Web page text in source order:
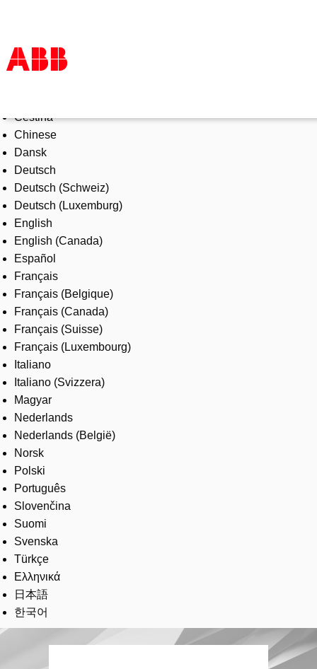
Products & Solutions
Industries
Services
About us
Where to buy
Contact us
Careers
Čeština
Chinese
Dansk
Deutsch
Deutsch (Schweiz)
Deutsch (Luxemburg)
English
English (Canada)
Español
Français
Français (Belgique)
Français (Canada)
Français (Suisse)
Français (Luxembourg)
Italiano
Italiano (Svizzera)
Magyar
Nederlands
Nederlands (België)
Norsk
Polski
Português
Slovenčina
Suomi
Svenska
Türkçe
Ελληνικά
日本語
한국어